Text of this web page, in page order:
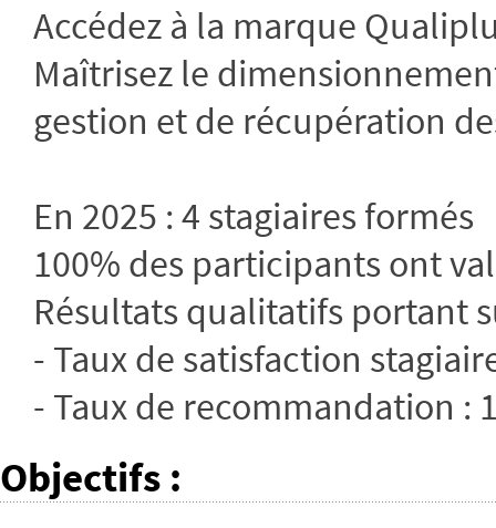
Accédez à la marque
Maîtrisez le
gestion et de récupération
En 2025 : 4 stagiaires formés
100% des participants ont
Résultats qualitatifs portant
- Taux de satisfaction
- Taux de recommandation :
Objectifs :